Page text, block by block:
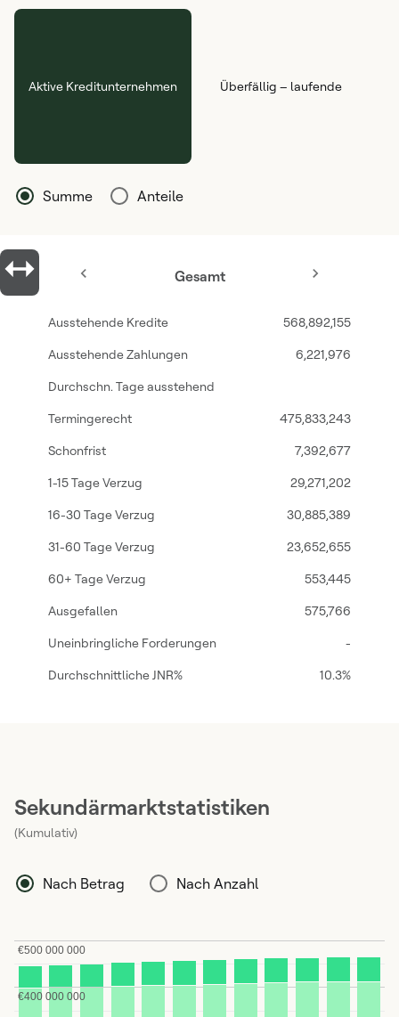
Aktive Kreditunternehmen Überfällig – laufende Fälle
Summe Anteile
Gesamt
568,892,155
6,221,976
475,833,243
7,392,677
29,271,202
30,885,389
23,652,655
553,445
575,766
-
10.3%
Sekundärmarktstatistiken
(Kumulativ)
Nach Betrag Nach Anzahl
€400 000 000
€500 000 000